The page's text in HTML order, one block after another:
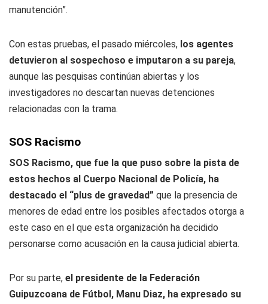
manutención”.
Con estas pruebas, el pasado miércoles, los agentes
detuvieron al sospechoso e imputaron a su pareja,
aunque las pesquisas continúan abiertas y los
investigadores no descartan nuevas detenciones
relacionadas con la trama.
SOS Racismo
SOS Racismo, que fue la que puso sobre la pista de
estos hechos al Cuerpo Nacional de Policía, ha
destacado el “plus de gravedad” que la presencia de
menores de edad entre los posibles afectados otorga a
este caso en el que esta organización ha decidido
personarse como acusación en la causa judicial abierta.
Por su parte, el presidente de la Federación
Guipuzcoana de Fútbol, Manu Diaz, ha expresado su